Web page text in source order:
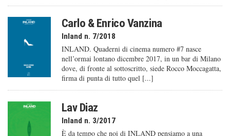
Carlo & Enrico Vanzina
Inland n. 7/2018
INLAND. Quaderni di cinema numero #7 nasce
nell’ormai lontano dicembre 2017, in un bar di Milano
dove, di fronte al sottoscritto, siede Rocco Moccagatta,
firma di punta di tutto quel [...]
Lav Diaz
Inland n. 3/2017
È da tempo che noi di INLAND pensiamo a una